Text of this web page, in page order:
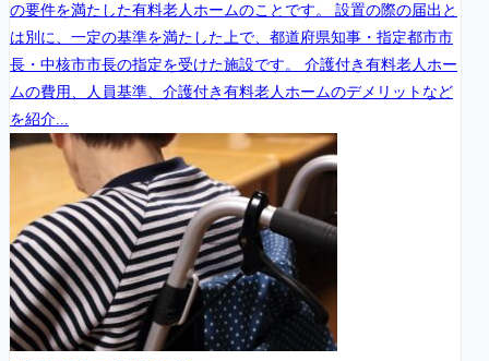
の要件を満たした有料老人ホームのことです。 設置の際の届出と
は別に、一定の基準を満たした上で、都道府県知事・指定都市市
長・中核市市長の指定を受けた施設です。 介護付き有料老人ホー
ムの費用、人員基準、介護付き有料老人ホームのデメリットなど
を紹介...